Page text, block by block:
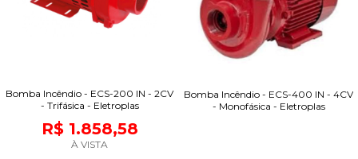
Bomba Incêndio - ECS-200 IN - 2CV
- Trifásica - Eletroplas
R$ 1.858,58
À VISTA
Bomba Incêndio - ECS-400 IN - 4CV
- Monofásica - Eletroplas